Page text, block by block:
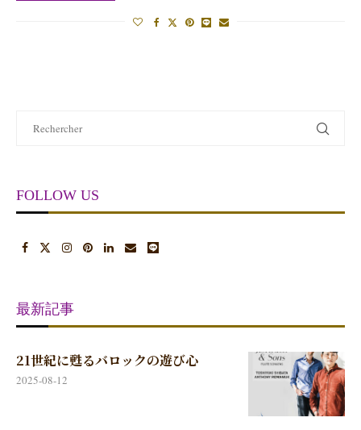
FOLLOW US
最新記事
21世紀に甦るバロックの遊び心
2025-08-12